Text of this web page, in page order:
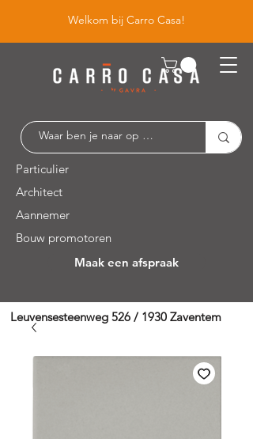
Welkom bij Carro Casa!
Particulier
Architect
Aannemer
Bouw promotoren
Maak een afspraak
Leuvensesteenweg 526 / 1930 Zaventem